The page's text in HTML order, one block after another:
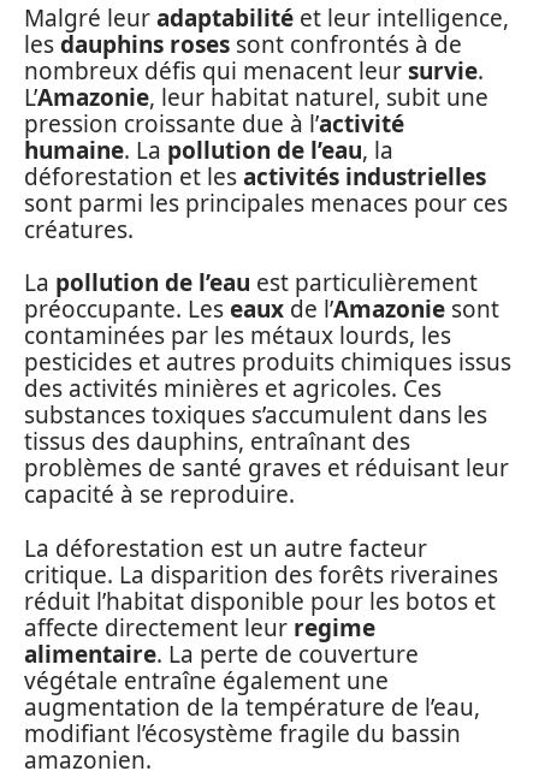
Malgré leuradaptabilité et leur intelligence,
lesdauphins roses sont confrontés à de
nombreux défis qui menacent leursurvie.
L’Amazonie, leur habitat naturel, subit une
pression croissante due à l’activité
humaine. La pollution de l’eau, la
déforestation et lesactivités industrielles
sont parmi les principales menaces pour ces
créatures.
La pollution de l’eau est particulièrement
préoccupante. Leseaux de l’Amazonie sont
contaminées par les métaux lourds, les
pesticides et autres produits chimiques issus
des activités minières et agricoles. Ces
substances toxiques s’accumulent dans les
tissus des dauphins, entraînant des
problèmes de santé graves et réduisant leur
capacité à se reproduire.
La déforestation est un autre facteur
critique. La disparition des forêts riveraines
réduit l’habitat disponible pour les botos et
affecte directement leur regime
alimentaire. La perte de couverture
végétale entraîne également une
augmentation de la température de l’eau,
modifiant l’écosystème fragile du bassin
amazonien.